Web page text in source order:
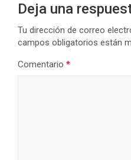
Deja una
Tu dirección de correo
campos obligatorios están
Comentario *